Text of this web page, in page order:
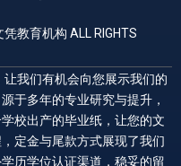
教育机构 ALL RIGHTS
我们有机会向您展示我们的
于多年的专业研究与提升，
校出产的毕业纸，让您的文
定金与尾款方式展现了我们
历学位认证渠道，稳妥的留